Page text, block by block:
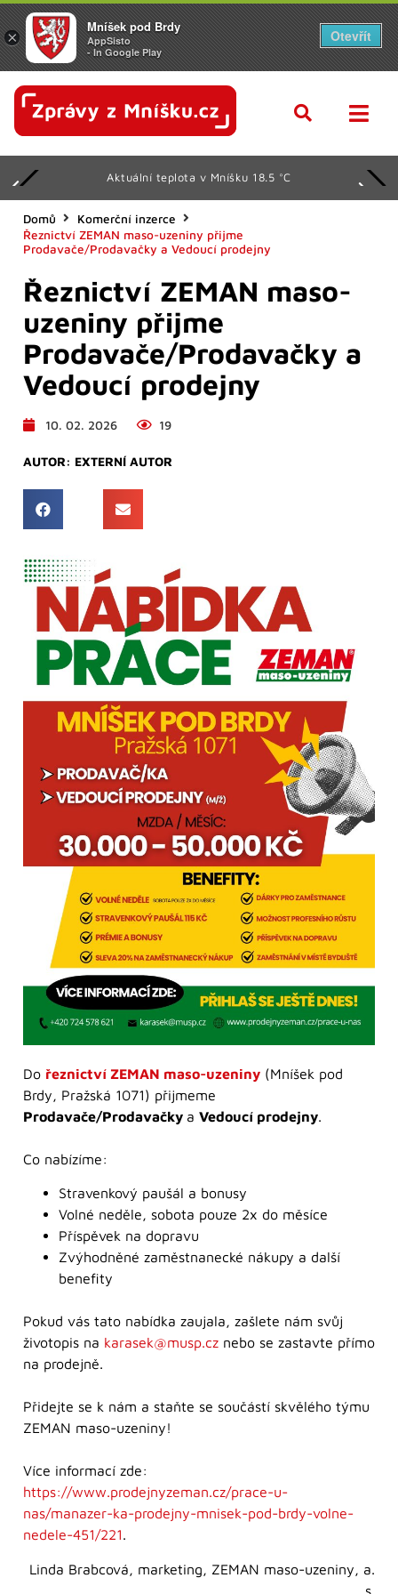
Aktuální teplota v Mníšku 18.5 °C
Domů
Komerční inzerce
Řeznictví ZEMAN maso-uzeniny přijme
Prodavače/Prodavačky a Vedoucí prodejny
Řeznictví ZEMAN maso-
uzeniny přijme
Prodavače/Prodavačky a
Vedoucí prodejny
10. 02. 2026 19
AUTOR: EXTERNÍ AUTOR
Do řeznictví ZEMAN maso-uzeniny (Mníšek pod
Brdy, Pražská 1071) přijmeme
Prodavače/Prodavačky a Vedoucí prodejny.
Co nabízíme:
Stravenkový paušál a bonusy
Volné neděle, sobota pouze 2x do měsíce
Příspěvek na dopravu
Zvýhodněné zaměstnanecké nákupy a další
benefity
Pokud vás tato nabídka zaujala, zašlete nám svůj
životopis na karasek@musp.cz nebo se zastavte přímo
na prodejně.
Přidejte se k nám a staňte se součástí skvělého týmu
ZEMAN maso-uzeniny!
Více informací zde:
https://www.prodejnyzeman.cz/prace-u-
nas/manazer-ka-prodejny-mnisek-pod-brdy-volne-
nedele-451/221.
Linda Brabcová, marketing, ZEMAN maso-uzeniny, a.
s.
×
Mníšek pod Brdy
AppSisto
- In Google Play
Otevřít